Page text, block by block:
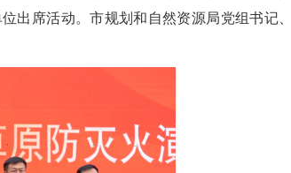
出席活动。市规划和自然资源局党组书记